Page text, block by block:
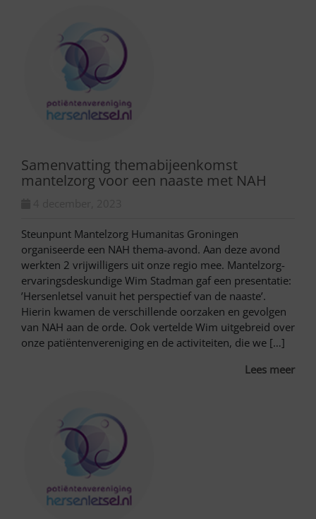
Samenvatting themabijeenkomst
mantelzorg voor een naaste met NAH
Steunpunt Mantelzorg Humanitas Groningen
organiseerde een NAH thema-avond. Aan deze avond
werkten 2 vrijwilligers uit onze regio mee. Mantelzorg-
ervaringsdeskundige Wim Stadman gaf een presentatie:
’Hersenletsel vanuit het perspectief van de naaste’.
Hierin kwamen de verschillende oorzaken en gevolgen
van NAH aan de orde. Ook vertelde Wim uitgebreid over
onze patiëntenvereniging en de activiteiten, die we […]
Lees meer